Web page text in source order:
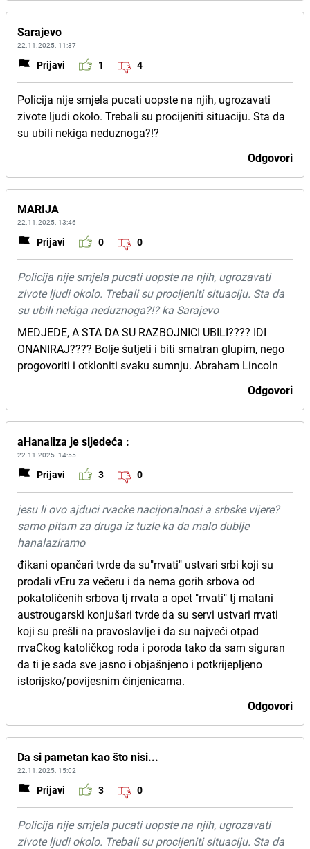
Sarajevo
22.11.2025. 11:37
Prijavi 1 4
Policija nije smjela pucati uopste na njih, ugrozavati
zivote ljudi okolo. Trebali su procijeniti situaciju. Sta da
su ubili nekiga neduznoga?!?
Odgovori
MARIJA
22.11.2025. 13:46
Prijavi 0 0
Policija nije smjela pucati uopste na njih, ugrozavati
zivote ljudi okolo. Trebali su procijeniti situaciju. Sta da
su ubili nekiga neduznoga?!? ka Sarajevo
MEDJEDE, A STA DA SU RAZBOJNICI UBILI???? IDI
ONANIRAJ???? Bolje šutjeti i biti smatran glupim, nego
progovoriti i otkloniti svaku sumnju. Abraham Lincoln
Odgovori
aHanaliza je sljedeća :
22.11.2025. 14:55
Prijavi 3 0
jesu li ovo ajduci rvacke nacijonalnosi a srbske vijere?
samo pitam za druga iz tuzle ka da malo dublje
hanalaziramo
đikani opančari tvrde da su"rrvati" ustvari srbi koji su
prodali vEru za večeru i da nema gorih srbova od
pokatoličenih srbova tj rrvata a opet "rrvati" tj matani
austrougarski konjušari tvrde da su servi ustvari rrvati
koji su prešli na pravoslavlje i da su najveći otpad
rrvaCkog katoličkog roda i poroda tako da sam siguran
da ti je sada sve jasno i objašnjeno i potkrijepljeno
istorijsko/povijesnim činjenicama.
Odgovori
Da si pametan kao što nisi...
22.11.2025. 15:02
Prijavi 3 0
Policija nije smjela pucati uopste na njih, ugrozavati
zivote ljudi okolo. Trebali su procijeniti situaciju. Sta da